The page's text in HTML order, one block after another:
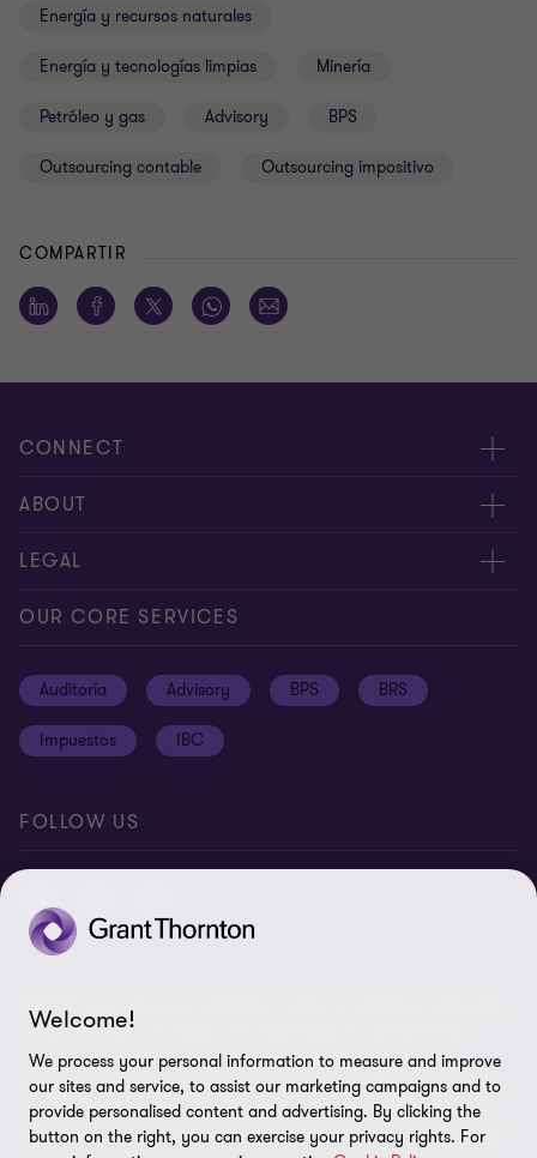
Energía y recursos naturales
Energía y tecnologías limpias Minería
Petróleo y gas Advisory BPS
Outsourcing contable Outsourcing impositivo
COMPARTIR
CONNECT
Nuestra gente
Contáctenos
ABOUT
Acerca de nosotros
Síntesis informativa
Ética y Manual de Gestión de Calidad
LEGAL
Política de privacidad
Disclaimer
Preferencias de cookies
OUR CORE SERVICES
Auditoría Advisory BPS BRS
Impuestos IBC
FOLLOW US
© 2026 Grant Thornton Argentina. Todos los derechos reservados.
'Grant Thornton' se refiere a la marca bajo la cual las firmas
miembro de Grant Thornton prestan servicios de auditoría,
impuestos y consultoría a sus clientes, y/o se refiere a una o más
firmas miembro, según lo requiera el contexto. Grant Thornton
Argentina es una firma miembro de Grant Thornton International
Welcome!
We process your personal information to measure and improve
our sites and service, to assist our marketing campaigns and to
provide personalised content and advertising. By clicking the
button on the right, you can exercise your privacy rights. For